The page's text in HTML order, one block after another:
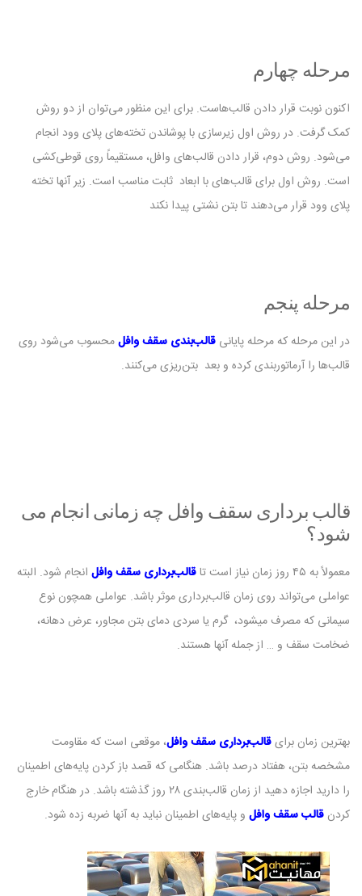
مرحله چهارم
اکنون نوبت قرار دادن قالب‌هاست. برای این منظور می‌توان از دو روش
کمک گرفت. در روش اول زیرسازی با پوشاندن تخته‌های پلای وود انجام
می‌شود. روش دوم، قرار دادن قالب‌های وافل، مستقیماً روی قوطی‌کشی
است. روش اول برای قالب‌های با ابعاد ثابت مناسب است. زیر آنها تخته
پلای وود قرار می‌دهند تا بتن نشتی پیدا نکند
مرحله پنجم
در این مرحله که مرحله پایانی قالب‌بندی سقف وافلمحسوب می‌شود روی
قالب‌ها را آرماتوربندی کرده و بعد بتن‌ریزی می‌کنند.
قالب برداری سقف وافل چه زمانی انجام می‌
شود؟
معمولاً به ۴۵ روز زمان نیاز است تا قالب‌برداری سقف وافل انجام شود. البته
عواملی می‌تواند روی زمان قالب‌برداری موثر باشد. عواملی همچون نوع
سیمانی که مصرف میشود، گرم یا سردی دمای بتن مجاور، عرض دهانه،
ضخامت سقف و … از جمله آنها هستند.
بهترین زمان برایقالب‌برداری سقف وافل، موقعی است که مقاومت
مشخصه بتن، هفتاد درصد باشد. هنگامی که قصد باز کردن پایه‌های اطمینان
را دارید اجازه دهید از زمان قالب‌بندی ۲۸ روز گذشته باشد‌. در هنگام خارج
کردن قالب سقف وافل و پایه‌های اطمینان نباید به‌ آنها ضربه زده شود.